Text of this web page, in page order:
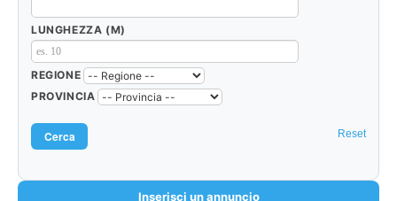
LUNGHEZZA (M)
REGIONE
PROVINCIA
Reset
Inserisci un annuncio